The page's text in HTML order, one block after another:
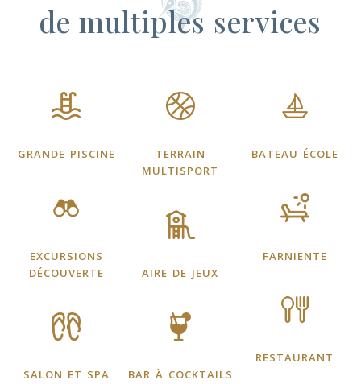
de multiples services
grande piscine
excursions
découverte
salon et spa
terrain
multisport
aire de jeux
bar à cocktails
bateau école
farniente
restaurant